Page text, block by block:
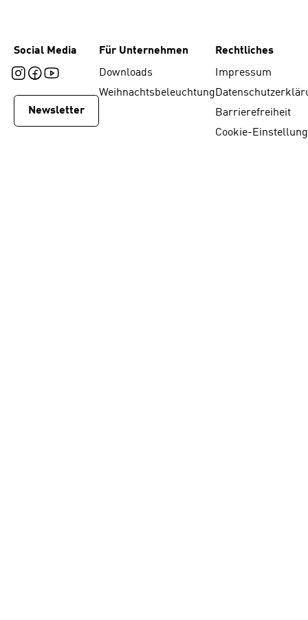
Social Media
Newsletter
Für Unternehmen
Downloads
Weihnachtsbeleuchtung
Rechtliches
Impressum
Barrierefreiheit
Cookie-